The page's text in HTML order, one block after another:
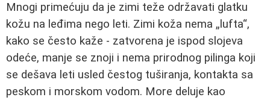
Mnogi primećuju da je zimi teže održavati glatku
kožu na leđima nego leti. Zimi koža nema „lufta“,
kako se često kaže - zatvorena je ispod slojeva
odeće, manje se znoji i nema prirodnog pilinga koji
se dešava leti usled čestog tuširanja, kontakta sa
peskom i morskom vodom. More deluje kao